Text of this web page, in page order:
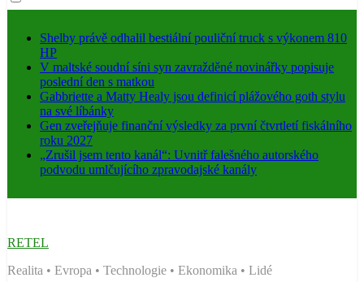
Shelby právě odhalil bestiální pouliční truck s výkonem 810
HP
V maltské soudní síni syn zavražděné novinářky popisuje
poslední den s matkou
Gabbriette a Matty Healy jsou definicí plážového goth stylu
na své líbánky
Gen zveřejňuje finanční výsledky za první čtvrtletí fiskálního
roku 2027
„Zrušil jsem tento kanál“: Uvnitř falešného autorského
podvodu umlčujícího zpravodajské kanály
RETEL
Realita • Evropa • Technologie • Ekonomika • Lidé